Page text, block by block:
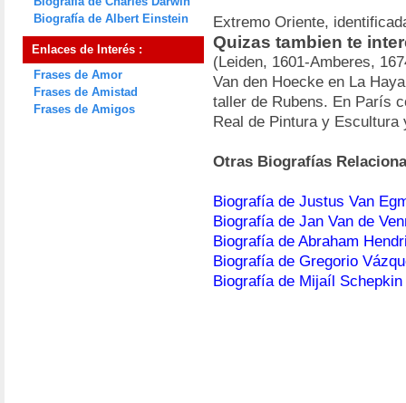
Biografía de Albert Einstein
Enlaces de Interés :
Frases de Amor
Frases de Amistad
Frases de Amigos
Extremo Oriente,
Quizas tambien te
(Leiden, 1601-Amberes,
Van den Hoecke en La
taller de Rubens. En París
Real de Pintura y Escultura
Otras Biografías
Biografía de Justus Van
Biografía de Jan Van de
Biografía de Abraham
Biografía de Gregorio
Biografía de Mijaíl Schepkin